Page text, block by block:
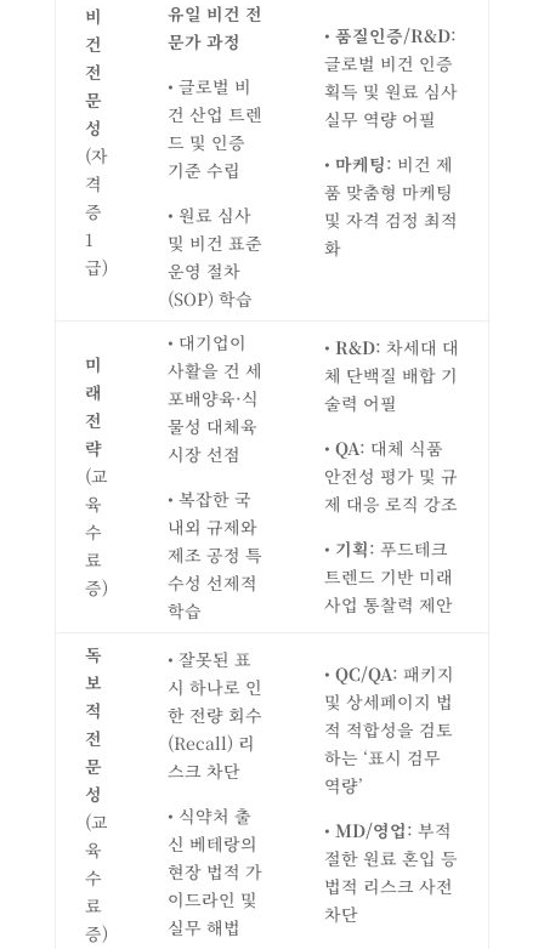
비
건
전
문
성
(자
격
증
1
급)
유일 비건 전
문가 과정
• 글로벌 비
건 산업 트렌
드 및 인증
기준 수립
• 원료 심사
및 비건 표준
운영 절차
(SOP) 학습
• 품질인증/R&D:
글로벌 비건 인증
획득 및 원료 심사
실무 역량 어필
• 마케팅: 비건 제
품 맞춤형 마케팅
및 자격 검정 최적
화
미
래
전
략
(교
육
수
료
증)
• 대기업이
사활을 건 세
포배양육·식
물성 대체육
시장 선점
• 복잡한 국
내외 규제와
제조 공정 특
수성 선제적
학습
• R&D: 차세대 대
체 단백질 배합 기
술력 어필
• QA: 대체 식품
안전성 평가 및 규
제 대응 로직 강조
• 기획: 푸드테크
트렌드 기반 미래
사업 통찰력 제안
독
보
적
전
문
성
(교
육
수
료
증)
• 잘못된 표
시 하나로 인
한 전량 회수
(Recall) 리
스크 차단
• 식약처 출
신 베테랑의
현장 법적 가
이드라인 및
실무 해법
• QC/QA: 패키지
및 상세페이지 법
적 적합성을 검토
하는 ‘표시 검무
역량’
• MD/영업: 부적
절한 원료 혼입 등
법적 리스크 사전
차단